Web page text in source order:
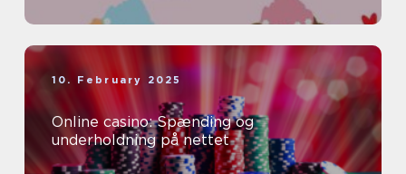
10. February 2025
Online casino: Spænding og
underholdning på nettet